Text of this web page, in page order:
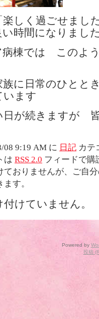
楽しく過ごせまし
時間になりまし
病棟では このよ
族に日常のひとと
います
が続きますが
08 9:19 AM に 日記 カテ
は RSS 2.0 フィードで購
ておりませんが、ご自
す。
けていません。
Powered by
投稿